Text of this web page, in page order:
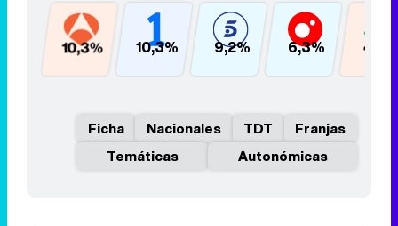
10,3% 10,3% 9,2% 6,3%
Ficha Nacionales TDT
Franjas
Temáticas
Autonómicas